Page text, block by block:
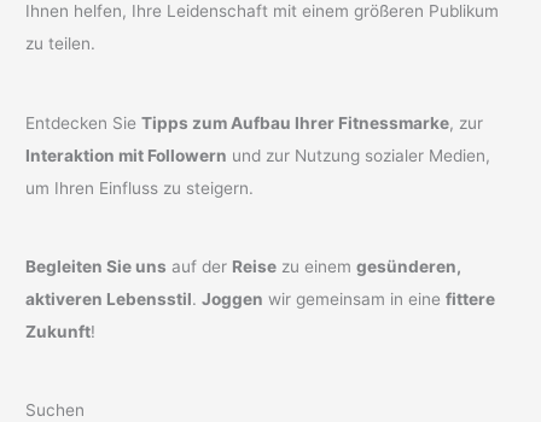
Ihnen helfen, Ihre Leidenschaft mit einem größeren Publikum
zu teilen.
Entdecken SieTipps zum Aufbau Ihrer Fitnessmarke, zur
Interaktion mit Followern und zur Nutzung sozialer Medien,
um Ihren Einfluss zu steigern.
Begleiten Sie uns auf der Reise zu einemgesünderen,
aktiveren Lebensstil.Joggen wir gemeinsam in einefittere
Zukunft!
Suchen